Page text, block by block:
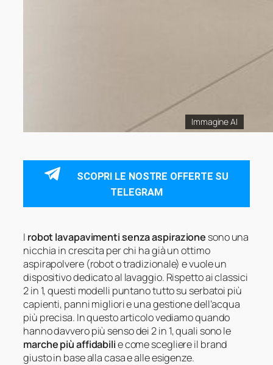
Immagine AI
SCOPRI LE NOSTRE OFFERTE SU
TELEGRAM
I robot lavapavimenti senza aspirazione sono una
nicchia in crescita per chi ha già un ottimo
aspirapolvere (robot o tradizionale) e vuole un
dispositivo dedicato al lavaggio. Rispetto ai classici
2 in 1, questi modelli puntano tutto su serbatoi più
capienti, panni migliori e una gestione dell’acqua
più precisa. In questo articolo vediamo quando
hanno davvero più senso dei 2 in 1, quali sono le
marche più affidabilie come scegliere il brand
giusto in base alla casa e alle esigenze.